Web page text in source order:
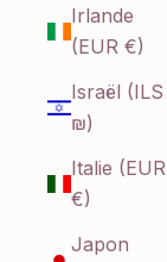
Irlande
(EUR €)
Israël (ILS
₪)
Italie (EUR
€)
Japon